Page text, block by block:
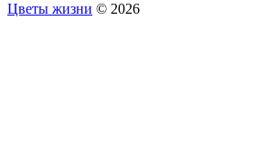
Цветы жизни © 2026